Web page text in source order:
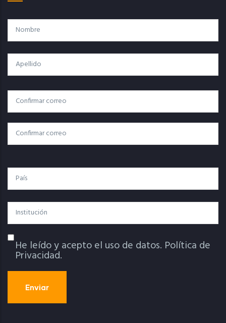
Nombre
Apellido
Correo
Electrónico
Correo Electrónico
Confirmar Correo
País
Institución
Política De Privacidad
He leído y acepto el uso de datos. Política de
Privacidad.